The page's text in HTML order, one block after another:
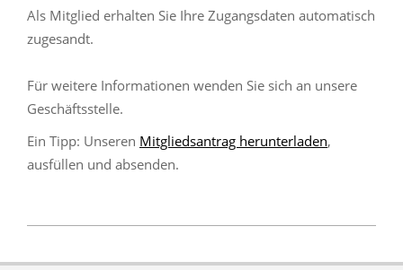
Als Mitglied erhalten Sie Ihre Zugangsdaten automatisch
zugesandt.
Für weitere Informationen wenden Sie sich an unsere
Geschäftsstelle.
Ein Tipp: Unseren Mitgliedsantrag herunterladen,
ausfüllen und absenden.
12-